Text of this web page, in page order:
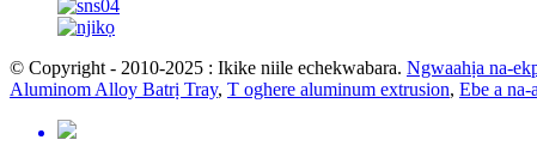
© Copyright - 2010-2025 : Ikike niile echekwabara. Ngwaahịa na-
Aluminom Alloy Batrị Tray, T oghere aluminum extrusion, Ebe a na-